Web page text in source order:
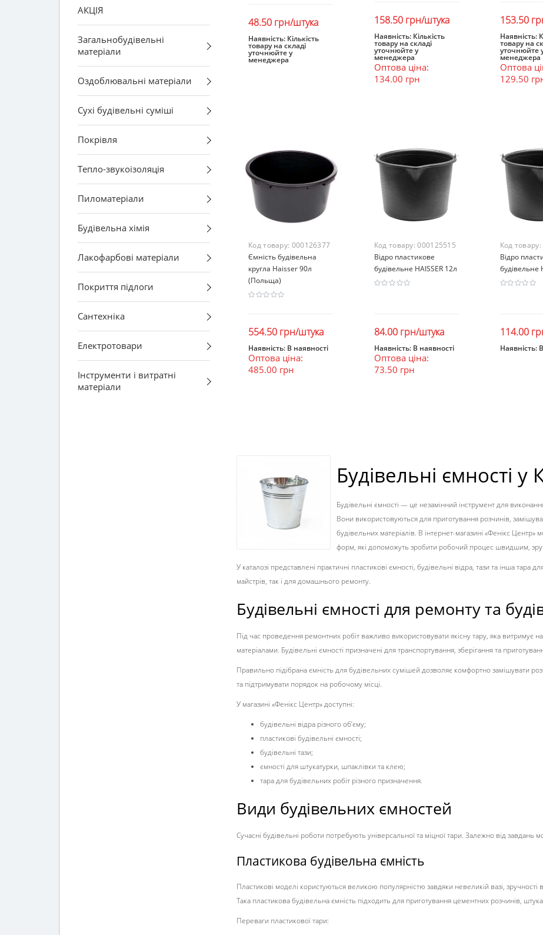
АКЦІЯ
Загальнобудівельні
матеріали
Оздоблювальні матеріали
Сухі будівельні суміші
Покрівля
Тепло-звукоізоляція
Пиломатеріали
Будівельна хімія
Лакофарбові матеріали
Покриття підлоги
Сантехніка
Електротовари
Інструменти і витратні
матеріали
48.50 грн/штука
В кошик
Наявність: Кількість
товару на складі
уточнюйте у
менеджера
158.50 грн/штука
В кошик
Наявність: Кількість
товару на складі
уточнюйте у
менеджера
Оптова ціна:
134.00 грн
153.50
В кошик
Наявність:
товару на
уточнюйте
менеджера
Оптова
129.50
Код товару: 000126377
Ємність будівельна
кругла Haisser 90л
(Польща)
554.50 грн/штука
В кошик
Наявність: В наявності
Оптова ціна:
485.00 грн
Код товару:000125515
Відро пластикове
будівельне HAISSER 12л
84.00 грн/штука
В кошик
Наявність: В наявності
Оптова ціна:
73.50 грн
Код товару:
Відро
будівельне
114.00
Наявність:
Будівельні ємності у
Будівельні ємності — це незамінний інструмент для
Вони використовуються для приготування розчинів,
будівельних матеріалів. В інтернет-магазині «Фенікс Центр»
форм, які допоможуть зробити робочий процес швидшим,
У каталозі представлені практичні пластикові ємності, будівельні відра, тази та інша
майстрів, так і для домашнього ремонту.
Будівельні ємності для ремонту та
Під час проведення ремонтних робіт важливо використовувати якісну тару, яка витримує
матеріалами. Будівельні ємності призначені для транспортування, зберігання та
Правильно підібрана ємність для будівельних сумішей дозволяє комфортно замішувати
та підтримувати порядок на робочому місці.
У магазині «Фенікс Центр» доступні:
будівельні відра різного об’єму;
пластикові будівельні ємності;
будівельні тази;
ємності для штукатурки, шпаклівки та клею;
тара для будівельних робіт різного призначення.
Види будівельних ємностей
Сучасні будівельні роботи потребують універсальної та міцної тари. Залежно від завдань
Пластикова будівельна ємність
Пластикові моделі користуються великою популярністю завдяки невеликій вазі, зручності
Така пластикова будівельна ємність підходить для приготування цементних розчинів,
Переваги пластикової тари: